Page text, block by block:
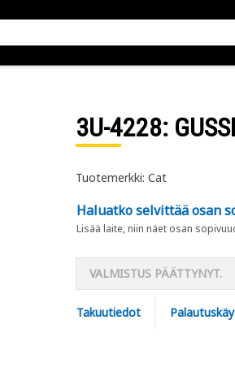
3U-4228:
Tuotemerkki: Cat
Haluatko selvittää osan
Lisää laite, niin näet osan
VALMISTUS PÄÄTTYNYT.
Takuutiedot